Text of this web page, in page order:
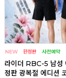
라이더 RBC-5 남성
정판 광복절 에디션